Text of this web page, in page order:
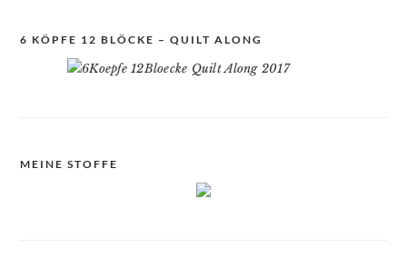
6 KÖPFE 12 BLÖCKE – QUILT ALONG
MEINE STOFFE